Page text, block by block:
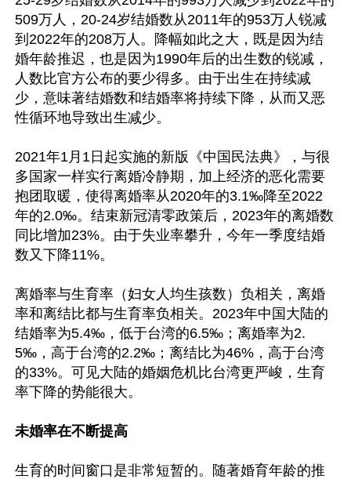
509万人，20-24岁结婚数从2011年的953万人锐减
到2022年的208万人。降幅如此之大，既是因为结
婚年龄推迟，也是因为1990年后的出生数的锐减，
人数比官方公布的要少得多。由于出生在持续减
少，意味著结婚数和结婚率将持续下降，从而又恶
性循环地导致出生减少。
2021年1月1日起实施的新版《中国民法典》，与很
多国家一样实行离婚冷静期，加上经济的恶化需要
抱团取暖，使得离婚率从2020年的3.1‰降至2022
年的2.0‰。结束新冠清零政策后，2023年的离婚数
同比增加23%。由于失业率攀升，今年一季度结婚
数又下降11%。
离婚率与生育率（妇女人均生孩数）负相关，离婚
率和离结比都与生育率负相关。2023年中国大陆的
结婚率为5.4‰，低于台湾的6.5‰；离婚率为2.
5‰，高于台湾的2.2‰；离结比为46%，高于台湾
的33%。可见大陆的婚姻危机比台湾更严峻，生育
率下降的势能很大。
未婚率在不断提高
生育的时间窗口是非常短暂的。随著婚育年龄的推